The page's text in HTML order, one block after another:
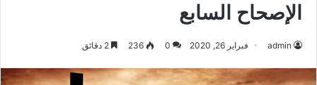
الإصحاح السابع
admin فبراير 26, 2020 0
236